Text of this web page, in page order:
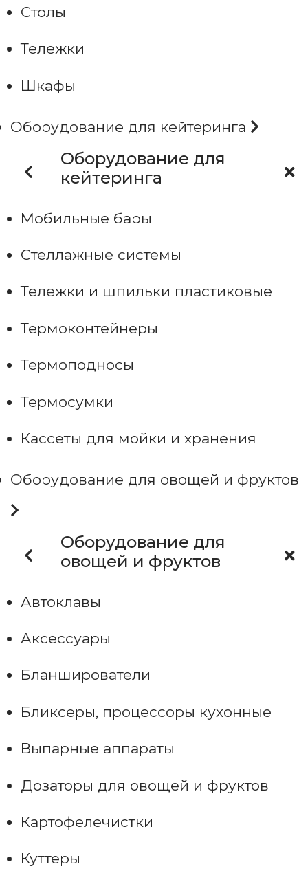
Столы
Тележки
Шкафы
Оборудование для кейтеринга
Оборудование для
кейтеринга
Мобильные бары
Стеллажные системы
Тележки и шпильки пластиковые
Термоконтейнеры
Термоподносы
Термосумки
Кассеты для мойки и хранения
Оборудование для овощей и фруктов
Оборудование для
овощей и фруктов
Автоклавы
Аксессуары
Бланширователи
Бликсеры, процессоры кухонные
Выпарные аппараты
Дозаторы для овощей и фруктов
Картофелечистки
Куттеры